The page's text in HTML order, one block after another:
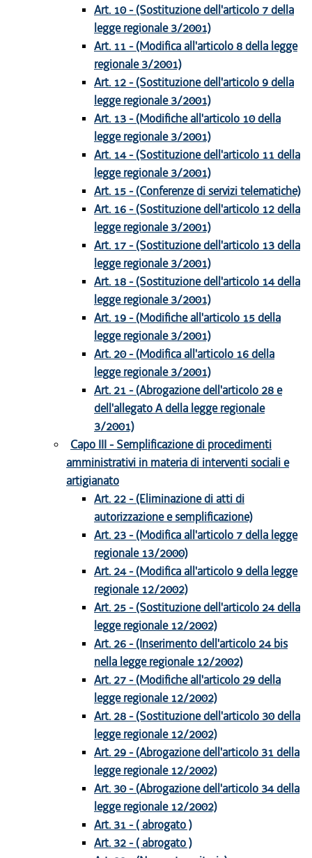
Art. 10 - (Sostituzione dell'articolo 7 della
legge regionale 3/2001)
Art. 11 - (Modifica all'articolo 8 della legge
regionale 3/2001)
Art. 12 - (Sostituzione dell'articolo 9 della
legge regionale 3/2001)
Art. 13 - (Modifiche all'articolo 10 della
legge regionale 3/2001)
Art. 14 - (Sostituzione dell'articolo 11 della
legge regionale 3/2001)
Art. 15 - (Conferenze di servizi telematiche)
Art. 16 - (Sostituzione dell'articolo 12 della
legge regionale 3/2001)
Art. 17 - (Sostituzione dell'articolo 13 della
legge regionale 3/2001)
Art. 18 - (Sostituzione dell'articolo 14 della
legge regionale 3/2001)
Art. 19 - (Modifiche all'articolo 15 della
legge regionale 3/2001)
Art. 20 - (Modifica all'articolo 16 della
legge regionale 3/2001)
Art. 21 - (Abrogazione dell'articolo 28 e
dell'allegato A della legge regionale
3/2001)
Capo III - Semplificazione di procedimenti
amministrativi in materia di interventi sociali e
artigianato
Art. 22 - (Eliminazione di atti di
autorizzazione e semplificazione)
Art. 23 - (Modifica all'articolo 7 della legge
regionale 13/2000)
Art. 24 - (Modifica all'articolo 9 della legge
regionale 12/2002)
Art. 25 - (Sostituzione dell'articolo 24 della
legge regionale 12/2002)
Art. 26 - (Inserimento dell'articolo 24 bis
nella legge regionale 12/2002)
Art. 27 - (Modifiche all'articolo 29 della
legge regionale 12/2002)
Art. 28 - (Sostituzione dell'articolo 30 della
legge regionale 12/2002)
Art. 29 - (Abrogazione dell'articolo 31 della
legge regionale 12/2002)
Art. 30 - (Abrogazione dell'articolo 34 della
legge regionale 12/2002)
Art. 31 - ( abrogato )
Art. 32 - ( abrogato )